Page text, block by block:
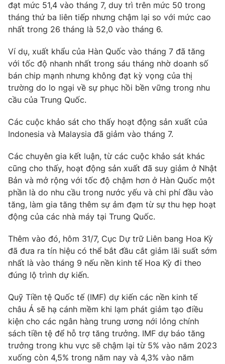
đạt mức 51,4 vào tháng 7, duy trì trên mức 50 trong
tháng thứ ba liên tiếp nhưng chậm lại so với mức cao
nhất trong 26 tháng là 52,0 vào tháng 6.
Ví dụ, xuất khẩu của Hàn Quốc vào tháng 7 đã tăng
với tốc độ nhanh nhất trong sáu tháng nhờ doanh số
bán chip mạnh nhưng không đạt kỳ vọng của thị
trường do lo ngại về sự phục hồi bền vững trong nhu
cầu của Trung Quốc.
Các cuộc khảo sát cho thấy hoạt động sản xuất của
Indonesia và Malaysia đã giảm vào tháng 7.
Các chuyên gia kết luận, từ các cuộc khảo sát khác
cũng cho thấy, hoạt động sản xuất đã suy giảm ở Nhật
Bản và mở rộng với tốc độ chậm hơn ở Hàn Quốc một
phần là do nhu cầu trong nước yếu và chi phí đầu vào
tăng, làm gia tăng thêm sự ảm đạm từ sự thu hẹp hoạt
động của các nhà máy tại Trung Quốc.
Thêm vào đó, hôm 31/7, Cục Dự trữ Liên bang Hoa Kỳ
đã đưa ra tín hiệu có thể bắt đầu cắt giảm lãi suất sớm
nhất là vào tháng 9 nếu nền kinh tế Hoa Kỳ đi theo
đúng lộ trình dự kiến.
Quỹ Tiền tệ Quốc tế (IMF) dự kiến ​​các nền kinh tế
châu Á sẽ hạ cánh mềm khi lạm phát giảm tạo điều
kiện cho các ngân hàng trung ương nới lỏng chính
sách tiền tệ để hỗ trợ tăng trưởng. IMF dự báo tăng
trưởng trong khu vực sẽ chậm lại từ 5% vào năm 2023
xuống còn 4,5% trong năm nay và 4,3% vào năm